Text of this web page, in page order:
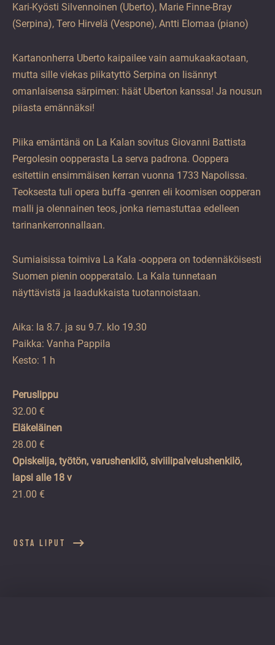
Kari-Kyösti Silvennoinen (Uberto), Marie Finne-Bray
(Serpina), Tero Hirvelä (Vespone), Antti Elomaa (piano)
Kartanonherra Uberto kaipailee vain aamukaakaotaan,
mutta sille viekas piikatyttö Serpina on lisännyt
omanlaisensa särpimen: häät Uberton kanssa! Ja nousun
piiasta emännäksi!
Piika emäntänä on La Kalan sovitus Giovanni Battista
Pergolesin oopperasta La serva padrona. Ooppera
esitettiin ensimmäisen kerran vuonna 1733 Napolissa.
Teoksesta tuli opera buffa -genren eli koomisen oopperan
malli ja olennainen teos, jonka riemastuttaa edelleen
tarinankerronnallaan.
Sumiaisissa toimiva La Kala -ooppera on todennäköisesti
Suomen pienin oopperatalo. La Kala tunnetaan
näyttävistä ja laadukkaista tuotannoistaan.
Aika: la 8.7. ja su 9.7. klo 19.30
Paikka: Vanha Pappila
Kesto: 1 h
Peruslippu
32.00 €
Eläkeläinen
28.00 €
Opiskelija, työtön, varushenkilö, siviilipalvelushenkilö,
lapsi alle 18 v
21.00 €
OSTA LIPUT